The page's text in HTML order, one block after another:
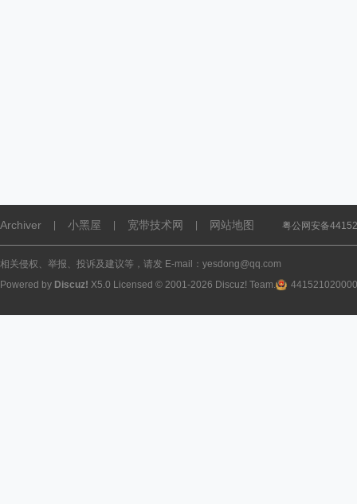
Archiver 小黑屋 宽带技术网 网站地图 粤公网安备
相关侵权、举报、投诉及建议等，请发 E-mail：yesdong@qq.com
Powered by Discuz! X5.0 Licensed © 2001-2026 Discuz! Team.